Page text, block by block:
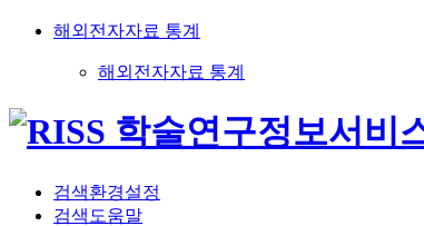
해외전자자료 통계
해외전자자료 통계
검색환경설정
검색도움말